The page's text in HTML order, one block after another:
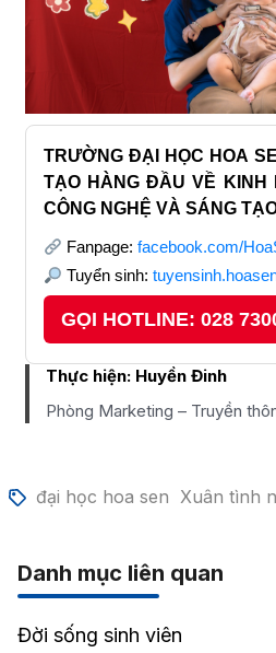
TRƯỜNG ĐẠI HỌC HOA
TẠO HÀNG ĐẦU VỀ KINH
CÔNG NGHỆ VÀ SÁNG
Fanpage: facebook.com/
Tuyển sinh:
GỌI HOTLINE: 028
Thực hiện: Huyền Đinh
Phòng Marketing – Truyền
đại học hoa sen Xuân tình
Danh mục liên quan
Đời sống sinh viên